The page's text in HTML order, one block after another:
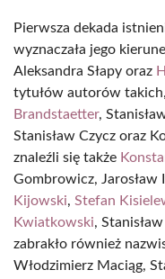
Pierwsza dekada
wyznaczała jego
Aleksandra Słapy oraz
tytułów autorów takich,
Brandstaetter,
Stanisław Czycz oraz
znaleźli się także
Gombrowicz, Jarosław
Kijowski, Stefan
Kwiatkowski,
zabrakło również
Włodzimierz Maciąg,